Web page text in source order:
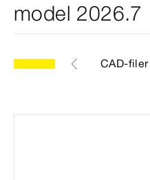
model 2026.7
Artikler CAD-filer